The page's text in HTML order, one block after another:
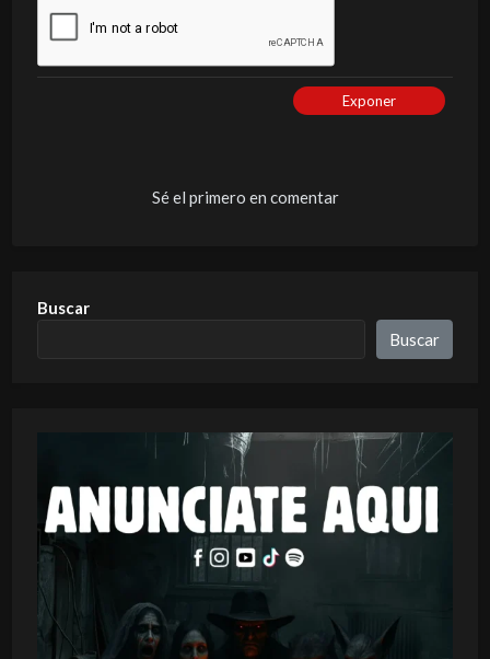
Exponer
Sé el primero en comentar
Buscar
Buscar